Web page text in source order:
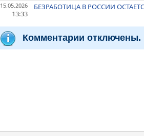
15.05.2026
13:33
БЕЗРАБОТИЦА В РОССИИ
Комментарии отключены.